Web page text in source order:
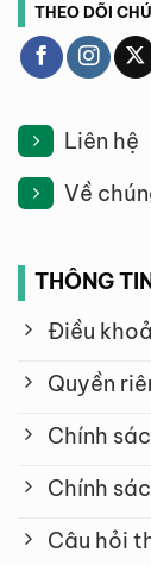
THEO DÕI
Liên hệ
Về
THÔNG
Điều
Quyền
Chính
Chính
Câu hỏi